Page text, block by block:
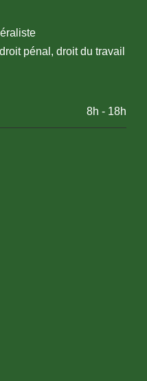
pénal, droit du travail
8h - 18h